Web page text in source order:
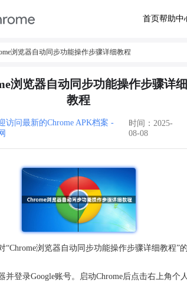
首页帮助中
浏览器自动同步功能操作步骤详细教程
浏览器自动同步功能操作步骤详细
教程
访问最新的Chrome APK档案 -
时间：2025-
08-08
“Chrome浏览器自动同步功能操作步骤详细教程”的
并登录Google账号。启动Chrome后点击右上角个人